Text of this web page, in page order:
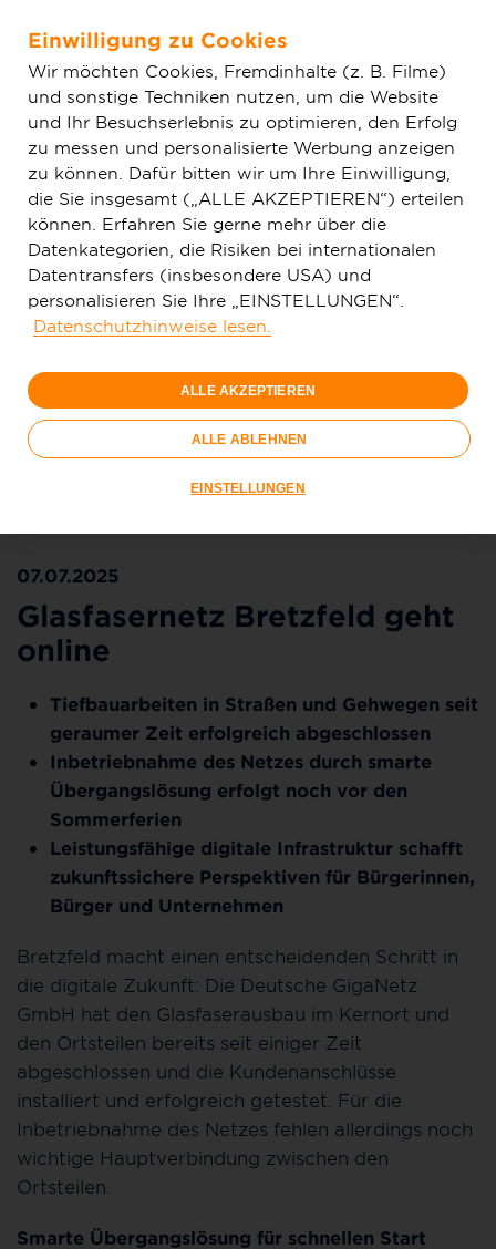
Zum Hauptinhalt springen
Aktuelles
geht online
Beispielbild: Die Deutsche GigaNetz setzt auf Richtfunk als
07.07.2025
Glasfasernetz Bretzfeld geht
online
Tiefbauarbeiten in Straßen und Gehwegen seit
geraumer Zeit erfolgreich abgeschlossen
Inbetriebnahme des Netzes durch smarte
Übergangslösung erfolgt noch vor den
Sommerferien
Leistungsfähige digitale Infrastruktur schafft
zukunftssichere Perspektiven für Bürgerinnen,
Bürger und Unternehmen
Bretzfeld macht einen entscheidenden Schritt in
die digitale Zukunft: Die Deutsche GigaNetz
GmbH hat den Glasfaserausbau im Kernort und
den Ortsteilen bereits seit einiger Zeit
abgeschlossen und die Kundenanschlüsse
installiert und erfolgreich getestet. Für die
Inbetriebnahme des Netzes fehlen allerdings noch
wichtige Hauptverbindung zwischen den
Ortsteilen.
Smarte Übergangslösung für schnellen Start
Einwilligung zu Cookies
Wir möchten Cookies, Fremdinhalte (z. B. Filme)
und sonstige Techniken nutzen, um die Website
und Ihr Besuchserlebnis zu optimieren, den Erfolg
zu messen und personalisierte Werbung anzeigen
zu können. Dafür bitten wir um Ihre Einwilligung,
die Sie insgesamt („ALLE AKZEPTIEREN“) erteilen
können. Erfahren Sie gerne mehr über die
Datenkategorien, die Risiken bei internationalen
Datentransfers (insbesondere USA) und
personalisieren Sie Ihre „EINSTELLUNGEN“.
Datenschutzhinweise lesen.
ALLE AKZEPTIEREN
ALLE ABLEHNEN
EINSTELLUNGEN